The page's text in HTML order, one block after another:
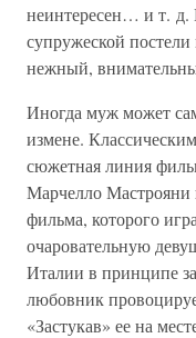
неинтересен… и т. д.
супружеской
нежный,
Иногда муж может
измене.
сюжетная линия
Марчелло Мастрояни
фильма, которого
очаровательную
Италии в принципе
любовник
«Застукав» ее на